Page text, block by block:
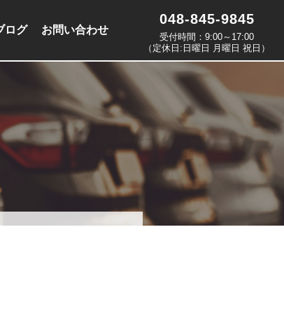
ログ お問い合わせ
048-845-9845
受付時間：9:00～17:00
（定休日:日曜日 月曜日 祝日）